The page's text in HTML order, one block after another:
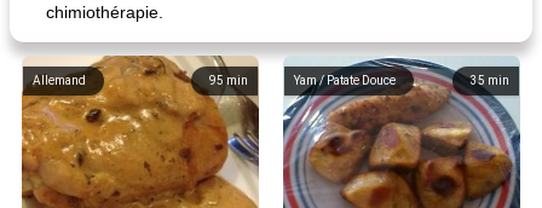
chimiothérapie.
95 min
Allemand 35 min
Yam / Patate Douce